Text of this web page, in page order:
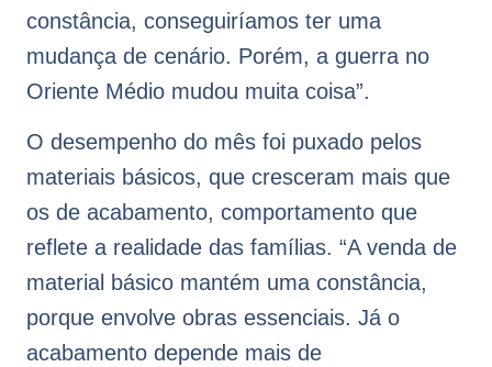
constância, conseguiríamos ter uma
mudança de cenário. Porém, a guerra no
Oriente Médio mudou muita coisa”.
O desempenho do mês foi puxado pelos
materiais básicos, que cresceram mais que
os de acabamento, comportamento que
reflete a realidade das famílias. “A venda de
material básico mantém uma constância,
porque envolve obras essenciais. Já o
acabamento depende mais de